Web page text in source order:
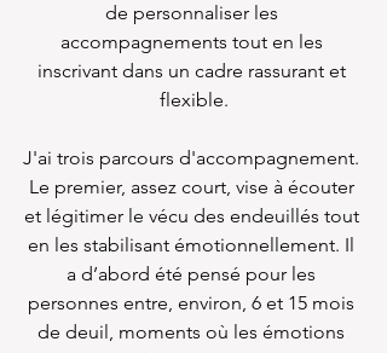
de personnaliser les
accompagnements tout en les
inscrivant dans un cadre rassurant et
flexible.
J'ai trois parcours d'accompagnement.
Le premier, assez court, vise à écouter
et légitimer le vécu des endeuillés tout
en les stabilisant émotionnellement. Il
a d’abord été pensé pour les
personnes entre, environ, 6 et 15 mois
de deuil, moments où les émotions